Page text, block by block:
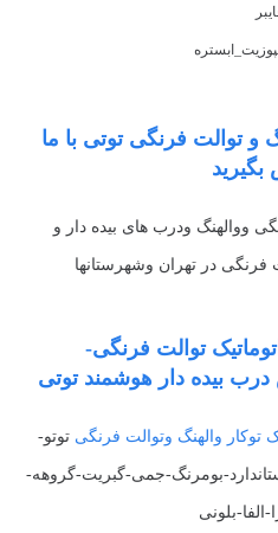
توالت فرنگی توتی با ما
ووالهنگ ودرب های بیده دار و
فرنگی در تهران وشهرستانها
توالت فرنگی-
بیده دار هوشمند توتی
والهنگ وتوالت فرنگی توتو-
بومرنگ-جمی-گبریت-گروهه-
الفا-بلونی